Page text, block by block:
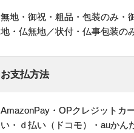
無地・御祝・粗品・包装のみ・
地・仏無地／状付・仏事包装の
お支払方法
AmazonPay・OPクレジットカ
い・ｄ払い（ドコモ）・auかん